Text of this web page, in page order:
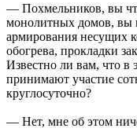
— Похмельников, вы
монолитных домов, вы
армирования несущих
обогрева, прокладки
Известно ли вам, что в
принимают участие
круглосуточно?
— Нет, мне об этом